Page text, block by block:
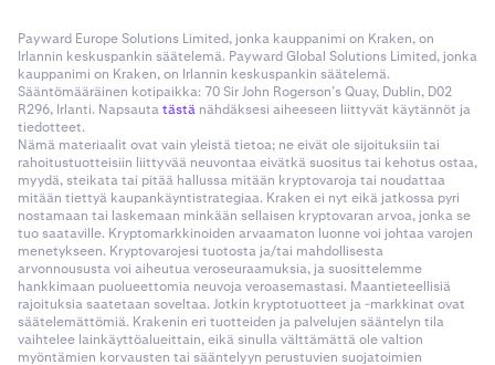
Payward Europe Solutions Limited, jonka kauppanimi on Kraken, on
Irlannin keskuspankin säätelemä. Payward Global Solutions Limited, jonka
kauppanimi on Kraken, on Irlannin keskuspankin säätelemä.
Sääntömääräinen kotipaikka: 70 Sir John Rogerson’s Quay, Dublin, D02
R296, Irlanti. Napsautatästä nähdäksesi aiheeseen liittyvät käytännöt ja
tiedotteet.
Nämä materiaalit ovat vain yleistä tietoa; ne eivät ole sijoituksiin tai
rahoitustuotteisiin liittyvää neuvontaa eivätkä suositus tai kehotus ostaa,
myydä, steikata tai pitää hallussa mitään kryptovaroja tai noudattaa
mitään tiettyä kaupankäyntistrategiaa. Kraken ei nyt eikä jatkossa pyri
nostamaan tai laskemaan minkään sellaisen kryptovaran arvoa, jonka se
tuo saataville. Kryptomarkkinoiden arvaamaton luonne voi johtaa varojen
menetykseen. Kryptovarojesi tuotosta ja/tai mahdollisesta
arvonnoususta voi aiheutua veroseuraamuksia, ja suosittelemme
hankkimaan puolueettomia neuvoja veroasemastasi. Maantieteellisiä
rajoituksia saatetaan soveltaa. Jotkin kryptotuotteet ja -markkinat ovat
säätelemättömiä. Krakenin eri tuotteiden ja palvelujen sääntelyn tila
vaihtelee lainkäyttöalueittain, eikä sinulla välttämättä ole valtion
myöntämien korvausten tai sääntelyyn perustuvien suojatoimien